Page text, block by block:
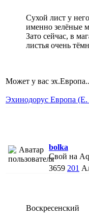
Сухой лист у
именно зелёные
Зато сейчас, в
листья очень
Может у вас
Эхинодорус Европа
bolka
Свой на
3659 201
Воскресенский